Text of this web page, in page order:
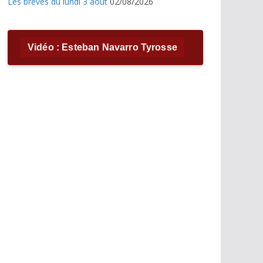
Vidéo : Esteban Navarro Tyrosse